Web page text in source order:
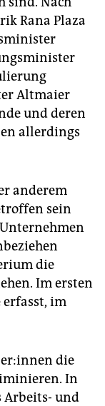
Rana Plaza
Altmaier
und deren
allerdings
anderem
sein
die
Im ersten
erfasst, im
die
In
Arbeits- und